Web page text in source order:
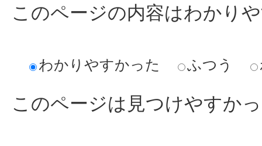
このページの内容はわかり
わかりやすかった ふつう
このページは見つけやすか